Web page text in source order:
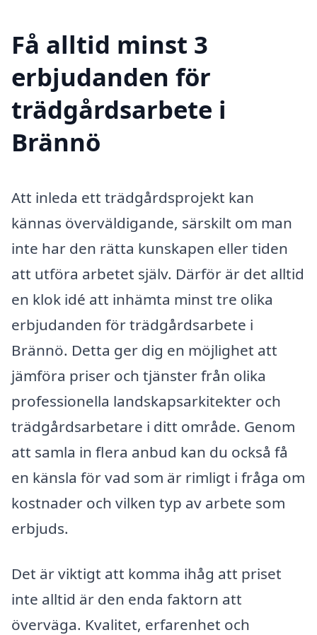
Få alltid minst 3
erbjudanden för
trädgårdsarbete i
Brännö
Att inleda ett trädgårdsprojekt kan
kännas överväldigande, särskilt om man
inte har den rätta kunskapen eller tiden
att utföra arbetet själv. Därför är det alltid
en klok idé att inhämta minst tre olika
erbjudanden för trädgårdsarbete i
Brännö. Detta ger dig en möjlighet att
jämföra priser och tjänster från olika
professionella landskapsarkitekter och
trädgårdsarbetare i ditt område. Genom
att samla in flera anbud kan du också få
en känsla för vad som är rimligt i fråga om
kostnader och vilken typ av arbete som
erbjuds.
Det är viktigt att komma ihåg att priset
inte alltid är den enda faktorn att
överväga. Kvalitet, erfarenhet och